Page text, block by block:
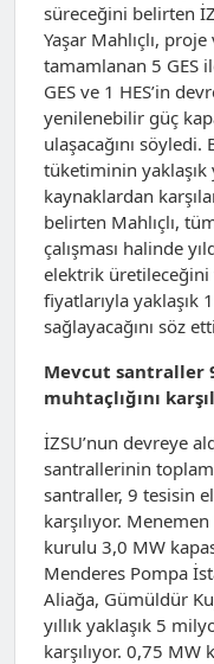
süreceğini belirten
Yaşar Mahlıçlı,
tamamlanan 5 GES
GES ve 1 HES’in
yenilenebilir güç
ulaşacağını
tüketiminin
kaynaklardan
belirten Mahlıçlı,
çalışması halinde
elektrik
fiyatlarıyla yaklaşık
sağlayacağını söz
Mevcut santraller
muhtaçlığını
İZSU’nun devreye
santrallerinin toplam
santraller, 9 tesisin
karşılıyor.
kurulu 3,0 MW
Menderes Pompa
Aliağa, Gümüldür
yıllık yaklaşık 5
karşılıyor. 0,75